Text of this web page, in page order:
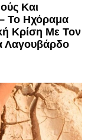
Και
Το Ηχόραμα
Κρίση Με Τον
Λαγουβάρδο